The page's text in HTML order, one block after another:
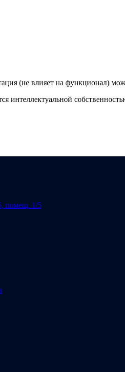
(не влияет на функционал)
интеллектуальной
помещ. 1/5